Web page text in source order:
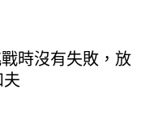
時沒有失敗，放